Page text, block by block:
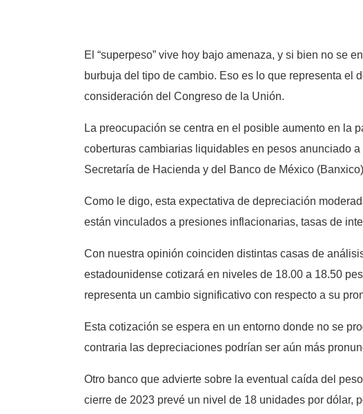
El “superpeso” vive hoy bajo amenaza, y si bien no se
burbuja del tipo de cambio. Eso es lo que representa el
consideración del Congreso de la Unión.
La preocupación se centra en el posible aumento en la
coberturas cambiarias liquidables en pesos anunciado
Secretaría de Hacienda y del Banco de México
Como le digo, esta expectativa de depreciación
están vinculados a presiones inflacionarias, tasas de
Con nuestra opinión coinciden distintas casas de
estadounidense cotizará en niveles de 18.00 a 18.50
representa un cambio significativo con respecto a su
Esta cotización se espera en un entorno donde no se
contraria las depreciaciones podrían ser aún más
Otro banco que advierte sobre la eventual caída del
cierre de 2023 prevé un nivel de 18 unidades por dólar,